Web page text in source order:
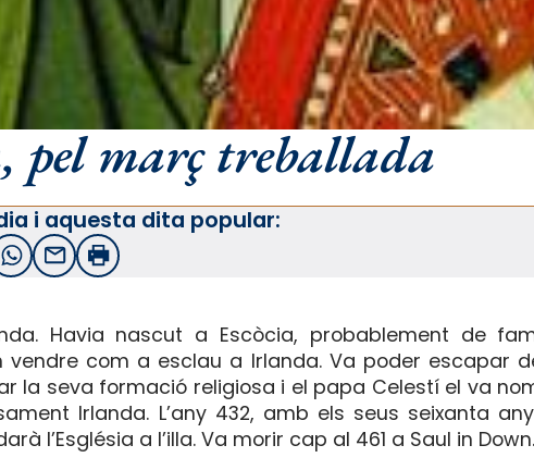
pel març treballada
i aquesta dita popular:
WhatsApp
EmailImprimir
Havia nascut a Escòcia, probablement de
com a esclau a Irlanda. Va poder escapar
la seva formació religiosa i el papa Celestí el va
Irlanda. L’any 432, amb els seus seixanta
l’Església a l’illa. Va morir cap al 461 a Saul in Down.